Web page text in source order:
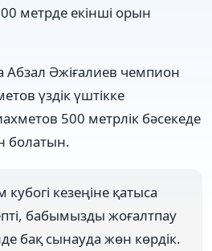
метрде екінші орын
Абзал Әжіғалиев чемпион
үздік үштікке
500 метрлік бәсекеде
болатын.
кезеңіне қатыса
бабымызды жоғалтпау
бақ сынауда жөн көрдік.